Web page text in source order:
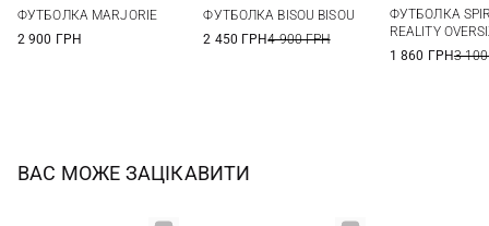
ФУТБОЛКА MARJORIE
2 900 ГРН
ФУТБОЛКА BISOU BISOU
2 450 ГРН4 900 ГРН
ФУТБОЛКА
REALITY
1 860 ГРН3
ВАС МОЖЕ ЗАЦІКАВИТИ